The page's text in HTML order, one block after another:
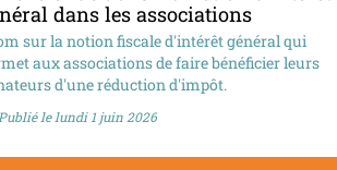
dans les associations
sur la notion fiscale d'intérêt général qui
aux associations de faire bénéficier leurs
d'une réduction d'impôt.
le lundi 1 juin 2026